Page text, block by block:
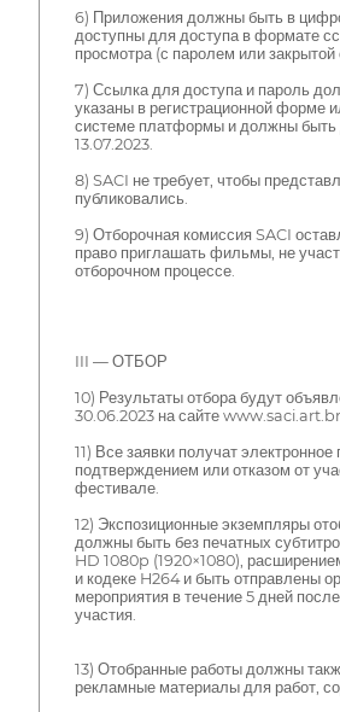
6) Приложения должны быть в
доступны для доступа в формате
просмотра (с паролем или закрытой
7) Ссылка для доступа и пароль
указаны в регистрационной форме
системе платформы и должны быть
13.07.2023.
8) SACI не требует, чтобы
публиковались.
9) Отборочная комиссия SACI
право приглашать фильмы, не
отборочном процессе.
III — ОТБОР
10) Результаты отбора будут
30.06.2023 на сайте www.saci.art.br
11) Все заявки получат электронное
подтверждением или отказом от
фестивале.
12) Экспозиционные экземпляры
должны быть без печатных
HD 1080p (1920×1080),
и кодеке H264 и быть отправлены
мероприятия в течение 5 дней
участия.
13) Отобранные работы должны
рекламные материалы для работ,